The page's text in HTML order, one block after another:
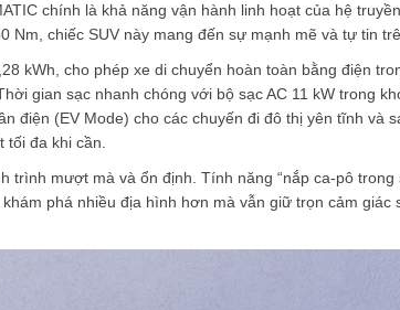
chính là khả năng vận hành linh hoạt của hệ
Nm, chiếc SUV này mang đến sự mạnh mẽ và tự tin
kWh, cho phép xe di chuyển hoàn toàn bằng điện
gian sạc nhanh chóng với bộ sạc AC 11 kW trong
điện (EV Mode) cho các chuyến đi đô thị yên tĩnh và
tối đa khi cần.
trình mượt mà và ổn định. Tính năng “nắp ca-pô
phá nhiều địa hình hơn mà vẫn giữ trọn cảm giác